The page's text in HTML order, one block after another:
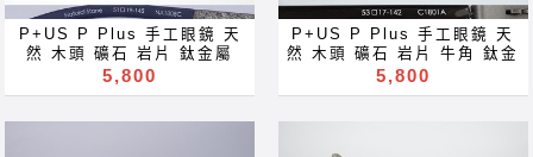
accessories משקפיים
for near far sighted
reading glass blue light
ray block lenses filter
eyeglasses Акуляры
Kacamata Gafas Des
Brýle Mga Salamin
Des lunettes نظارات очки
Brýle Mga Salamin
occhiali Gläser szemüveg
Окуляри bril Kính
glasögon Gelas चश्मा めが
P+US P Plus 手工眼鏡 天
然 木頭 礦石 岩片 鈦金屬
titanium 復古 圓框 方框 眼
5,800
P+US P Plus 手工眼鏡 天
然 木頭 礦石 岩片 牛角 鈦金
屬 超輕 圓框 方框 可配 近視
5,800